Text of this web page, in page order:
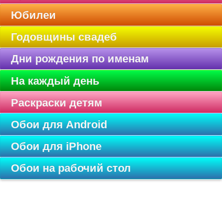
Юбилеи
Годовщины свадеб
Дни рождения по именам
На каждый день
Раскраски детям
Обои для Android
Обои для iPhone
Обои на рабочий стол